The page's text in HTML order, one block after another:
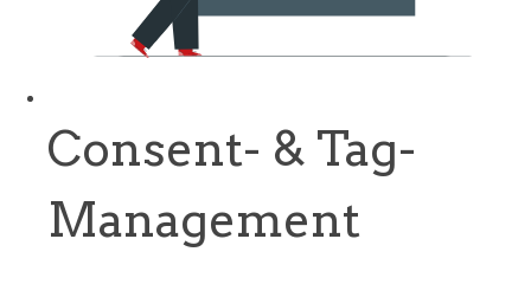
Consent- & Tag-
Management